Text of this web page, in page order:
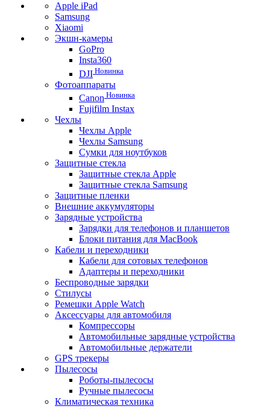
Apple iPad
Samsung
Xiaomi
Экшн-камеры
GoPro
Insta360
DJI Новинка
Фотоаппараты
Canon Новинка
Fujifilm Instax
Чехлы
Чехлы Apple
Чехлы Samsung
Сумки для ноутбуков
Защитные стекла
Защитные стекла Apple
Защитные стекла Samsung
Защитные пленки
Внешние аккумуляторы
Зарядные устройства
Зарядки для телефонов и планшетов
Блоки питания для MacBook
Кабели и переходники
Кабели для сотовых телефонов
Адаптеры и переходники
Беспроводные зарядки
Стилусы
Ремешки Apple Watch
Аксессуары для автомобиля
Компрессоры
Автомобильные зарядные устройства
Автомобильные держатели
GPS трекеры
Пылесосы
Роботы-пылесосы
Ручные пылесосы
Климатическая техника